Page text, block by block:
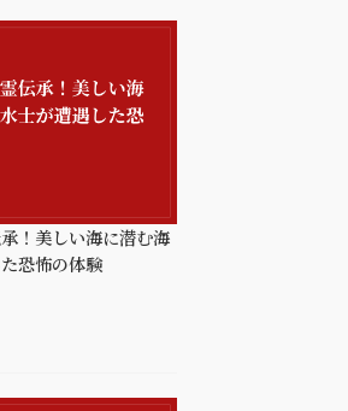
！美しい海に潜む海
恐怖の体験